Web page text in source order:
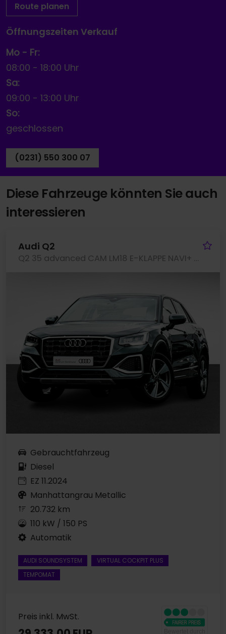
Route planen
Öffnungszeiten Verkauf
Mo - Fr:
08:00 - 18:00 Uhr
Sa:
09:00 - 13:00 Uhr
So:
geschlossen
(0231) 550 300 07
Diese Fahrzeuge könnten Sie auch
interessieren
Audi Q2
Q2 35 advanced CAM LM18 E-KLAPPE NAVI+ SITZHEIZ.
Gebrauchtfahrzeug
Diesel
EZ 11.2024
Manhattangrau Metallic
20.732 km
110 kW / 150 PS
Automatik
AUDI SOUNDSYSTEM
VIRTUAL COCKPIT PLUS
TEMPOMAT
Preis inkl. MwSt.